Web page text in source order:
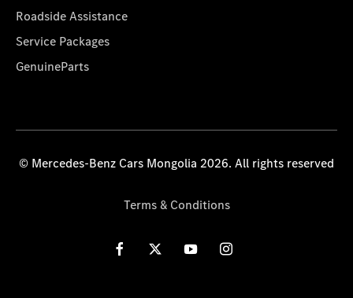
Roadside Assistance
Service Packages
GenuineParts
© Mercedes-Benz Cars Mongolia 2026. All rights reserved
Terms & Conditions